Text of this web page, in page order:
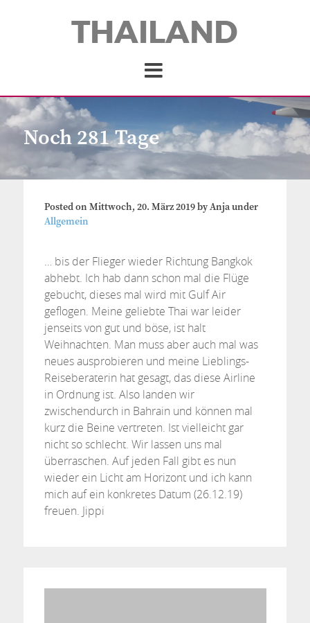
THAILAND
Noch 281 Tage
Posted on Mittwoch, 20. März 2019byAnjaunder
Allgemein
… bis der Flieger wieder Richtung Bangkok
abhebt. Ich hab dann schon mal die Flüge
gebucht, dieses mal wird mit Gulf Air
geflogen. Meine geliebte Thai war leider
jenseits von gut und böse, ist halt
Weihnachten. Man muss aber auch mal was
neues ausprobieren und meine Lieblings-
Reiseberaterin hat gesagt, das diese Airline
in Ordnung ist. Also landen wir
zwischendurch in Bahrain und können mal
kurz die Beine vertreten. Ist vielleicht gar
nicht so schlecht. Wir lassen uns mal
überraschen. Auf jeden Fall gibt es nun
wieder ein Licht am Horizont und ich kann
mich auf ein konkretes Datum (26.12.19)
freuen. Jippi